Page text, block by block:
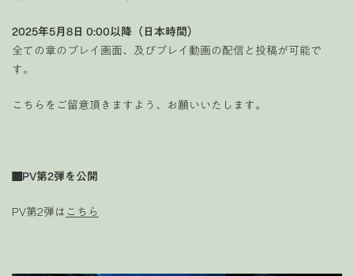
2025年5月8日 0:00以降（日本時間）
全ての章のプレイ画面、及びプレイ動画の配信と投稿が可能で
す。
こちらをご留意頂きますよう、お願いいたします。
■PV第2弾を公開
PV第2弾はこちら